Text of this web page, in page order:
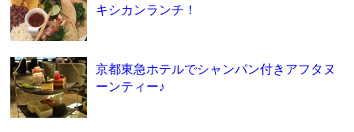
キシカンランチ！
京都東急ホテルでシャンパン付きアフタヌ
ーンティー♪